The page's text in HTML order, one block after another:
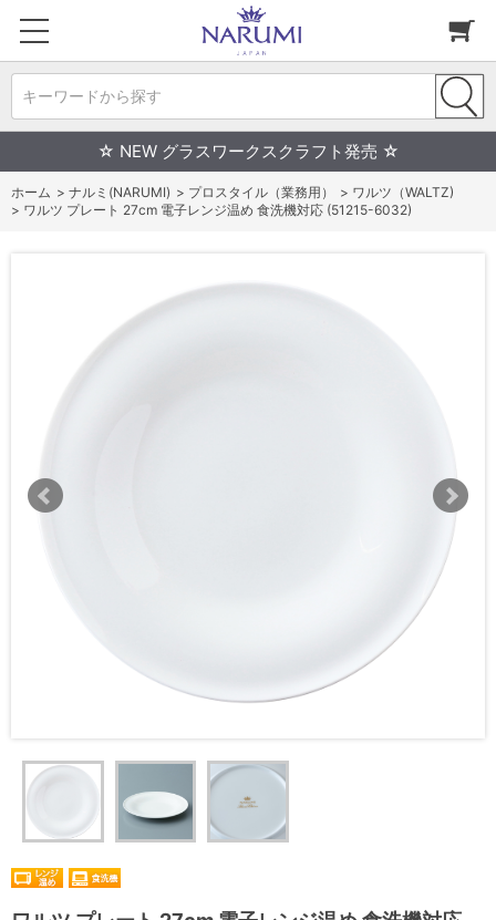
キーワードから探す
☆ NEW グラスワークスクラフト発売 ☆
ホーム > ナルミ(NARUMI) > プロスタイル（業務用） > ワルツ（WALTZ)
> ワルツ プレート 27cm 電子レンジ温め 食洗機対応 (51215-6032)